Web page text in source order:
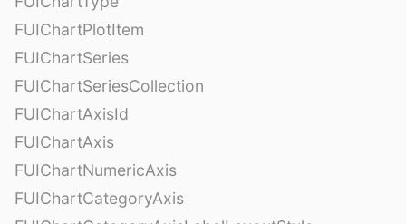
FUIChartPlotItem
FUIChartSeries
FUIChartSeriesCollection
FUIChartAxisId
FUIChartAxis
FUIChartNumericAxis
FUIChartCategoryAxis